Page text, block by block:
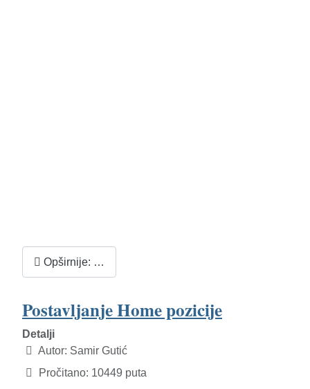
Opširnije: …
Postavljanje Home pozicije
Detalji
Autor: Samir Gutić
Pročitano: 10449 puta